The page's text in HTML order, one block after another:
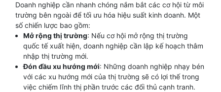
Doanh nghiệp cần nhanh chóng nắm bắt các cơ hội từ môi
trường bên ngoài để tối ưu hóa hiệu suất kinh doanh. Một
số chiến lược bao gồm:
Mở rộng thị trường: Nếu cơ hội mở rộng thị trường
quốc tế xuất hiện, doanh nghiệp cần lập kế hoạch thâm
nhập thị trường mới.
Đón đầu xu hướng mới: Những doanh nghiệp nhạy bén
với các xu hướng mới của thị trường sẽ có lợi thế trong
việc chiếm lĩnh thị phần trước các đối thủ cạnh tranh.